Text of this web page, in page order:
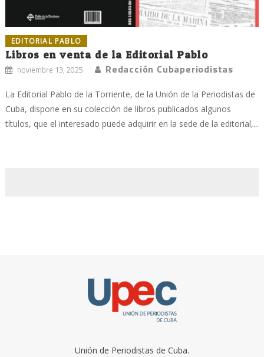
EDITORIAL PABLO
Libros en venta de la Editorial Pablo
noviembre 13, 2025 Redacción Cubaperiodistas
La Editorial Pablo de la Torriente, de la Unión de la Periodistas de
Cuba, dispone en su colección de libros publicados algunos
títulos, que el interesado puede adquirir en la sede de la editorial,...
Unión de Periodistas de Cuba.